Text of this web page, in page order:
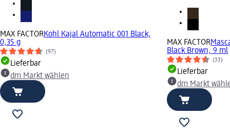
MAX FACTORKohl Kajal Automatic 001 Black,
0,35 g
(97)
Lieferbar
dm Markt wählen
MAX FACTOR
Black Brown, 9 ml
(33)
Lieferbar
dm Markt